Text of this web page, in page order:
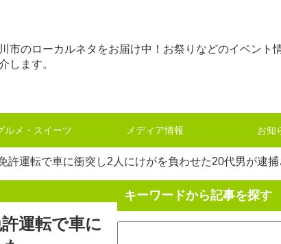
市のローカルネタをお届け中！お祭りなどのイベント
します。
ルメ・スイーツ メディア情報 お知
許運転で車に衝突し2人にけがを負わせた20代男が逮
運転で車に
キーワードから記事を探す